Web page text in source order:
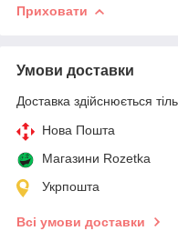
Приховати
Умови доставки
Доставка здійснюється
Нова Пошта
Магазини Rozetka
Укрпошта
Всі умови доставки